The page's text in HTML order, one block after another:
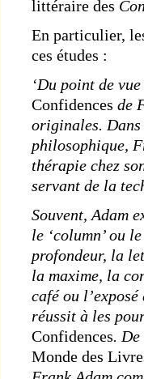
littéraire des
En particulier,
ces études :
‘Du point de
Confidences de
originales.
philosophique,
thérapie chez
servant de la
Souvent, Adam
le ‘column’ ou
profondeur, la
la maxime, la
café ou
réussit à les
Confidences.
Monde des